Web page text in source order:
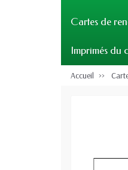
Cartes de
Imprimés du
Accueil